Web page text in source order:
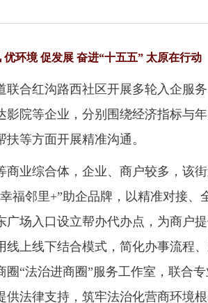
优环境 促发展 奋进“十五五” 太原在行动
合红沟路西社区开展多轮入企服务
院等企业，分别围绕经济指标与
等方面开展精准沟通。
业综合体，企业、商户较多，该街
福邻里+”助企品牌，以精准对接、
场入口设立帮办代办点，为商户
线上线下结合模式，简化办事流程
圈“法治进商圈”服务工作室，联合
法律支持，筑牢法治化营商环境